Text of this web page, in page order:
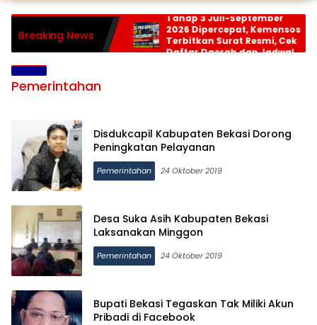
Breaking News
Bansos PKH dan BPNT
Tahap 3 Juli-September
2026 Dipercepat, Kemensos
Terbitkan Surat Resmi, Cek
Daftar Daerah dan Jadwal
Pemerintahan
Disdukcapil Kabupaten Bekasi Dorong
Peningkatan Pelayanan
Pemerintahan 24 Oktober 2019
Desa Suka Asih Kabupaten Bekasi
Laksanakan Minggon
Pemerintahan 24 Oktober 2019
Bupati Bekasi Tegaskan Tak Miliki Akun
Pribadi di Facebook